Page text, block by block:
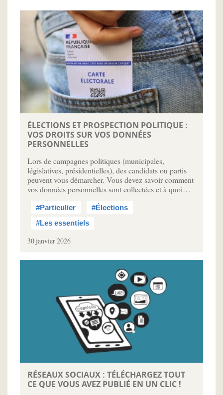
ÉLECTIONS ET PROSPECTION POLITIQUE :
VOS DROITS SUR VOS DONNÉES
PERSONNELLES
Lors de campagnes politiques (municipales,
législatives, présidentielles), des candidats ou partis
peuvent vous démarcher. Vous devez savoir comment
vos données personnelles sont collectées et à quoi…
#Particulier
#Élections
#Les essentiels
30 janvier 2026
RÉSEAUX SOCIAUX : TÉLÉCHARGEZ TOUT
CE QUE VOUS AVEZ PUBLIÉ EN UN CLIC !